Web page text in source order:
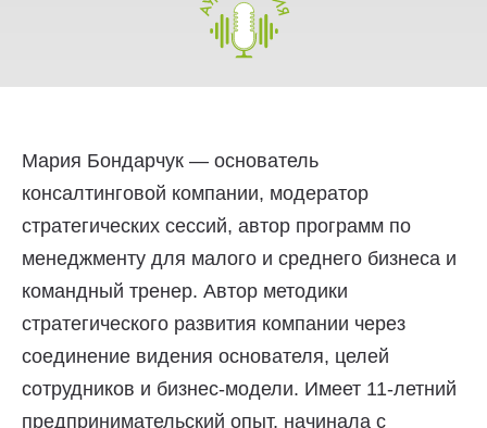
Мария Бондарчук — основатель
консалтинговой компании, модератор
стратегических сессий, автор программ по
менеджменту для малого и среднего бизнеса и
командный тренер. Автор методики
стратегического развития компании через
соединение видения основателя, целей
сотрудников и бизнес-модели. Имеет 11-летний
предпринимательский опыт, начинала с